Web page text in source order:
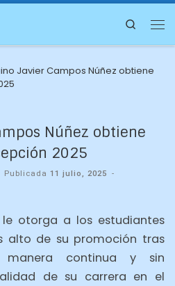
Search
Javier Campos Núñez obtiene
Núñez obtiene
2025
Publicada11 julio, 2025 -
otorga a los estudiantes
alto de su promoción tras
continua y sin
de su carrera en el